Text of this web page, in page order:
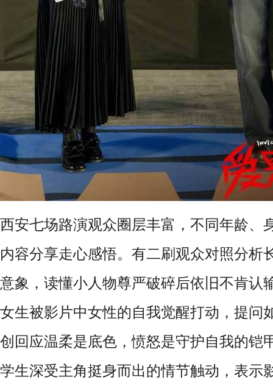
西安七场路演观众圈层丰富，不同年龄、
内容分享走心感悟。有二刷观众对照分析
意象，读懂小人物尊严破碎后依旧不肯认
女生被影片中女性的自我觉醒打动，提问
创回应温柔是底色，愤怒是守护自我的铠
学生深受主角挺身而出的情节触动，表示